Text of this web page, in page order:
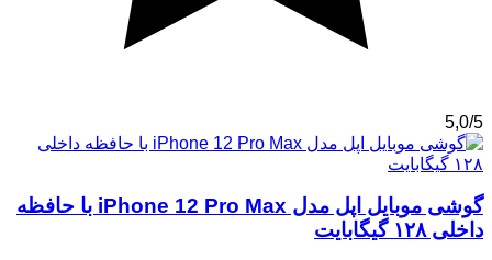
5,0/5
گوشی موبایل اپل مدل iPhone 12 Pro Max با حافظه
داخلی ۱۲۸ گیگابایت